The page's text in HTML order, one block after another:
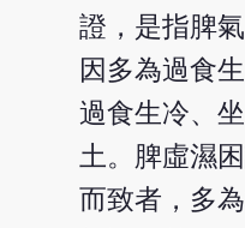
證，是指脾
因多為過食
過食生冷、
土。脾虛濕
而致者，多